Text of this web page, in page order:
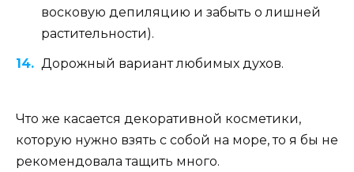
восковую депиляцию и забыть о лишней
растительности).
Дорожный вариант любимых духов.
Что же касается декоративной косметики,
которую нужно взять с собой на море, то я бы не
рекомендовала тащить много.